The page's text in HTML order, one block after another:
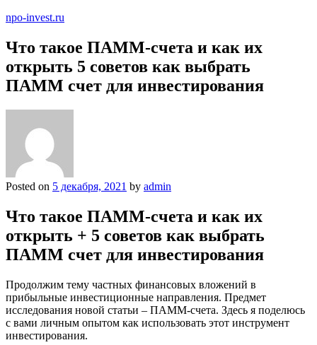
npo-invest.ru
Что такое ПАММ-счета и как их
открыть 5 советов как выбрать
ПАММ счет для инвестирования
Posted on 5 декабря, 2021 by admin
Что такое ПАММ-счета и как их
открыть + 5 советов как выбрать
ПАММ счет для инвестирования
Продолжим тему частных финансовых вложений в
прибыльные инвестиционные направления. Предмет
исследования новой статьи – ПАММ-счета. Здесь я поделюсь
с вами личным опытом как использовать этот инструмент
инвестирования.